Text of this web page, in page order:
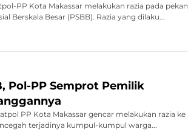
PP Kota Makassar melakukan razia pada pekan
Berskala Besar (PSBB). Razia yang dilaku...
Pol-PP Semprot Pemilik
PP Kota Makassar gencar melakukan razia ke
terjadinya kumpul-kumpul warga...